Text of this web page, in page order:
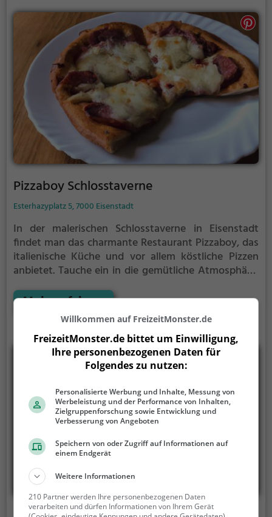
Pizzaboy Schlosstaverne
Esterhazyplatz 5, 7000 Eisenstadt
In der malerischen Schlosstaverne in Eisenstadt
findet man das charmante Restaurant Pizzaboy, das
italienische Küche und vor allem köstliche Pizzen
anbietet. Tauche ein in die gemütliche Atmosphäre,
Vielfalt an leckeren Getränken und Speisen. Ob
klassische Margherita oder ausgefallene Kreationen
- hier kommt jeder Pizza-Liebhaber auf seine Kosten.
Neben den köstlichen Pizzen bietet das Restaurant
auch eine breite Auswahl an italienischen
Spezialitäten. Ein Besuch im Pizzaboy ist wie eine
Mehr erfahren
Willkommen auf FreizeitMonster.de
FreizeitMonster.de bittet um Einwilligung,
Ihre personenbezogenen Daten für
Folgendes zu nutzen:
Personalisierte Werbung und Inhalte, Messung von
Werbeleistung und der Performance von Inhalten,
Zielgruppenforschung sowie Entwicklung und
Verbesserung von Angeboten
Speichern von oder Zugriff auf Informationen auf
einem Endgerät
Weitere Informationen
210 Partner werden Ihre personenbezogenen Daten
verarbeiten und dürfen Informationen von Ihrem Gerät